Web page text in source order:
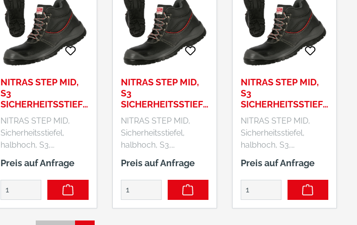
Schnittschutzklasse 1
Weite: S peziell für
Forststiefel entwickelter
weiter Leisten
Weite: S peziell für
Forststiefel entwickelter
weiter Leisten
NITRAS STEP MID,
S3
SICHERHEITSSTIEFE
L, HALBHOCH,
SCHWARZ, EN ISO
20345
NITRAS STEP MID,
Sicherheitsstiefel,
halbhoch, S3,
strapazierfähiges
Vollleder, schwarz
(Farbcode: 1000),
widerstandsfähige PU
Preis auf Anfrage
NITRAS STEP MID,
S3
SICHERHEITSSTIEFE
L, HALBHOCH,
SCHWARZ, EN ISO
20345
NITRAS STEP MID,
Sicherheitsstiefel,
halbhoch, S3,
strapazierfähiges
Vollleder, schwarz
(Farbcode: 1000),
widerstandsfähige PU
Preis auf Anfrage
NITRAS STEP MID,
S3
SICHERHEITSSTIEFE
L, HALBHOCH,
SCHWARZ, EN ISO
20345
NITRAS STEP MID,
Sicherheitsstiefel,
halbhoch, S3,
strapazierfähiges
Vollleder, schwarz
(Farbcode: 1000),
widerstandsfähige PU
Preis auf Anfrage